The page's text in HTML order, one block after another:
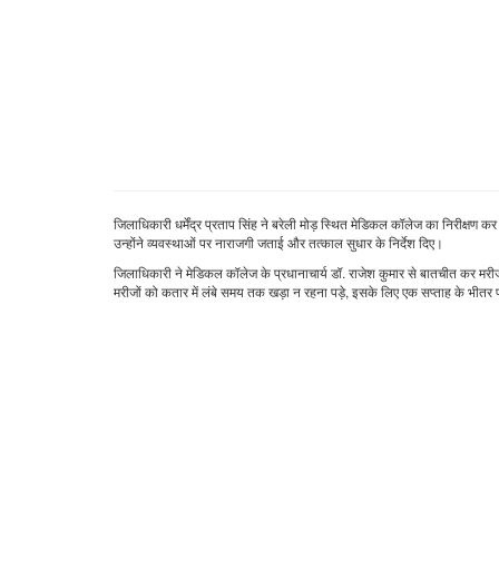
जिलाधिकारी धर्मेंद्र प्रताप सिंह ने बरेली मोड़ स्थित मेडिकल कॉलेज का निरीक्षण
उन्होंने व्यवस्थाओं पर नाराजगी जताई और तत्काल सुधार के निर्देश दिए।
जिलाधिकारी ने मेडिकल कॉलेज के प्रधानाचार्य डॉ. राजेश कुमार से बातचीत कर
मरीजों को कतार में लंबे समय तक खड़ा न रहना पड़े, इसके लिए एक सप्ताह के भीतर